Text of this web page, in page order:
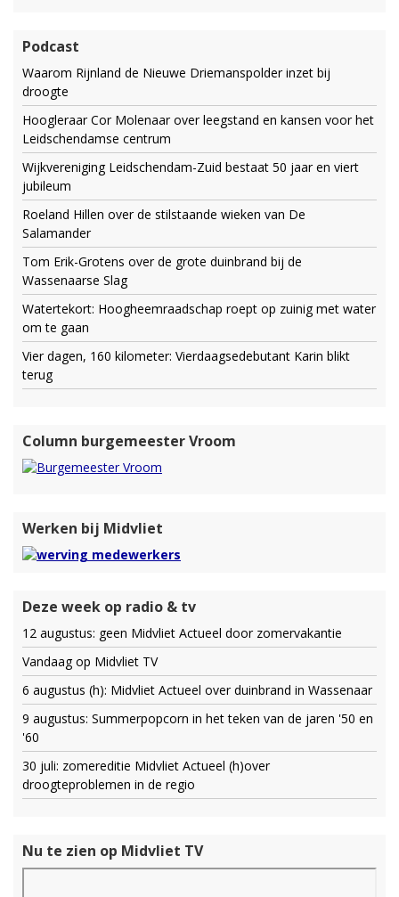
Podcast
Waarom Rijnland de Nieuwe Driemanspolder inzet bij
droogte
Hoogleraar Cor Molenaar over leegstand en kansen voor het
Leidschendamse centrum
Wijkvereniging Leidschendam-Zuid bestaat 50 jaar en viert
jubileum
Roeland Hillen over de stilstaande wieken van De
Salamander
Tom Erik-Grotens over de grote duinbrand bij de
Wassenaarse Slag
Watertekort: Hoogheemraadschap roept op zuinig met water
om te gaan
Vier dagen, 160 kilometer: Vierdaagsedebutant Karin blikt
terug
Column burgemeester Vroom
Werken bij Midvliet
Deze week op radio & tv
12 augustus: geen Midvliet Actueel door zomervakantie
Vandaag op Midvliet TV
6 augustus (h): Midvliet Actueel over duinbrand in Wassenaar
9 augustus: Summerpopcorn in het teken van de jaren '50 en
'60
30 juli: zomereditie Midvliet Actueel (h)over
droogteproblemen in de regio
Nu te zien op Midvliet TV